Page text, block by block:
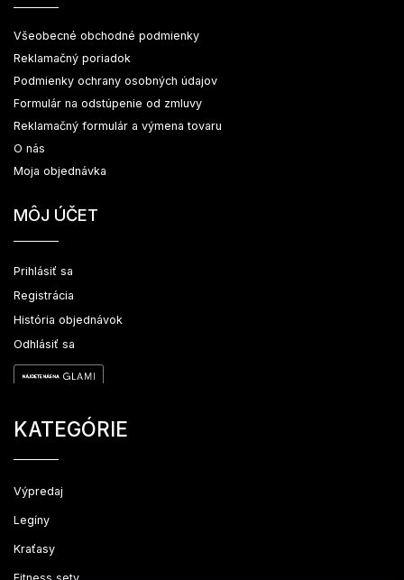
Všeobecné obchodné podmienky
Reklamačný poriadok
Podmienky ochrany osobných údajov
Formulár na odstúpenie od zmluvy
Reklamačný formulár a výmena tovaru
O nás
Moja objednávka
MÔJ ÚČET
Prihlásiť sa
Registrácia
História objednávok
Odhlásiť sa
KATEGÓRIE
Výpredaj
Legíny
Kraťasy